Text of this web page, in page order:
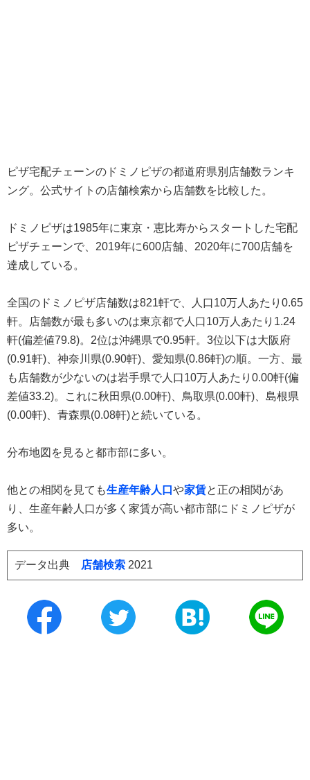
ピザ宅配チェーンのドミノピザの都道府県別店舗数ランキ
ング。公式サイトの店舗検索から店舗数を比較した。
ドミノピザは1985年に東京・恵比寿からスタートした宅配
ピザチェーンで、2019年に600店舗、2020年に700店舗を
達成している。
全国のドミノピザ店舗数は821軒で、人口10万人あたり0.65
軒。店舗数が最も多いのは東京都で人口10万人あたり1.24
軒(偏差値79.8)。2位は沖縄県で0.95軒。3位以下は大阪府
(0.91軒)、神奈川県(0.90軒)、愛知県(0.86軒)の順。一方、最
も店舗数が少ないのは岩手県で人口10万人あたり0.00軒(偏
差値33.2)。これに秋田県(0.00軒)、鳥取県(0.00軒)、島根県
(0.00軒)、青森県(0.08軒)と続いている。
分布地図を見ると都市部に多い。
他との相関を見ても生産年齢人口 や家賃と正の相関があ
り、生産年齢人口が多く家賃が高い都市部にドミノピザが
多い。
データ出典 店舗検索 2021